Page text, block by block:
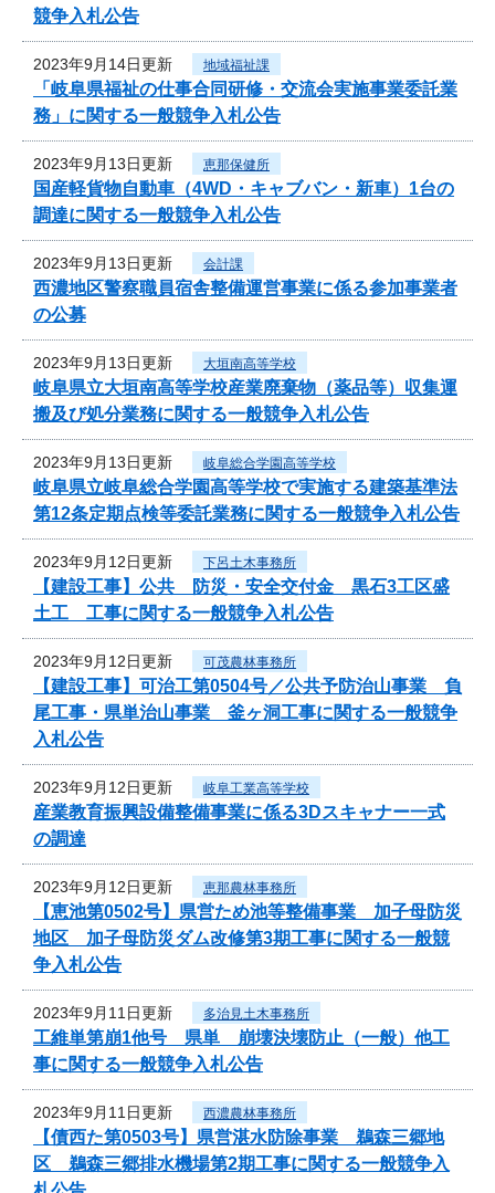
競争入札公告
2023年9月14日更新 地域福祉課
「岐阜県福祉の仕事合同研修・交流会実施事業委託業
務」に関する一般競争入札公告
2023年9月13日更新 恵那保健所
国産軽貨物自動車（4WD・キャブバン・新車）1台の
調達に関する一般競争入札公告
2023年9月13日更新 会計課
西濃地区警察職員宿舎整備運営事業に係る参加事業者
の公募
2023年9月13日更新 大垣南高等学校
岐阜県立大垣南高等学校産業廃棄物（薬品等）収集運
搬及び処分業務に関する一般競争入札公告
2023年9月13日更新 岐阜総合学園高等学校
岐阜県立岐阜総合学園高等学校で実施する建築基準法
第12条定期点検等委託業務に関する一般競争入札公告
2023年9月12日更新 下呂土木事務所
【建設工事】公共 防災・安全交付金 黒石3工区盛
土工 工事に関する一般競争入札公告
2023年9月12日更新 可茂農林事務所
【建設工事】可治工第0504号／公共予防治山事業 負
尾工事・県単治山事業 釜ヶ洞工事に関する一般競争
入札公告
2023年9月12日更新 岐阜工業高等学校
産業教育振興設備整備事業に係る3Dスキャナー一式
の調達
2023年9月12日更新 恵那農林事務所
【恵池第0502号】県営ため池等整備事業 加子母防災
地区 加子母防災ダム改修第3期工事に関する一般競
争入札公告
2023年9月11日更新 多治見土木事務所
工維単第崩1他号 県単 崩壊決壊防止（一般）他工
事に関する一般競争入札公告
2023年9月11日更新 西濃農林事務所
【債西た第0503号】県営湛水防除事業 鵜森三郷地
区 鵜森三郷排水機場第2期工事に関する一般競争入